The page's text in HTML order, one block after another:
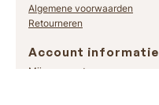
Algemene voorwaarden
Retourneren
Account informatie
Mijn account